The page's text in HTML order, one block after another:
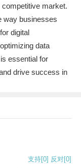
market.
way businesses
digital
data
essential for
drive success in
支持[0] 反对[0]